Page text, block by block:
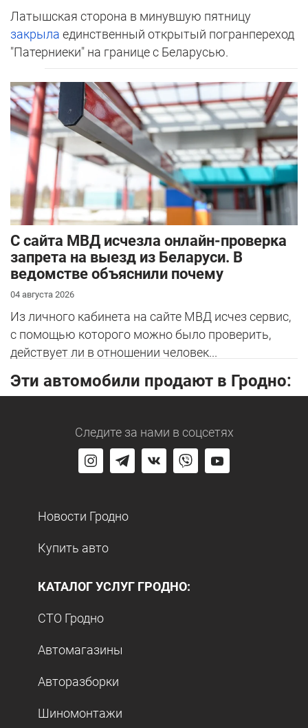
Латышская сторона в минувшую пятницу
закрыла единственный открытый погранпереход
"Патерниеки" на границе с Беларусью.
С сайта МВД исчезла онлайн-проверка
запрета на выезд из Беларуси. В
ведомстве объяснили почему
04 августа 2026
Из личного кабинета на сайте МВД исчез сервис,
с помощью которого можно было проверить,
действует ли в отношении человек...
Эти автомобили продают в Гродно:
Следите за нами в соцсетях
Новости Гродно
Купить авто
КАТАЛОГ УСЛУГ ГРОДНО:
СТО Гродно
Автомагазины
Авторазборки
Шиномонтажи